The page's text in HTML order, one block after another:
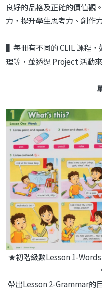
良好的品格及正確的價值觀
力，提升學生思考力、創作
▌每冊有不同的 CLIL 課程
理等，並透過 Project 活動
★初階級數Lesson 1-
帶出Lesson 2-Grammar的